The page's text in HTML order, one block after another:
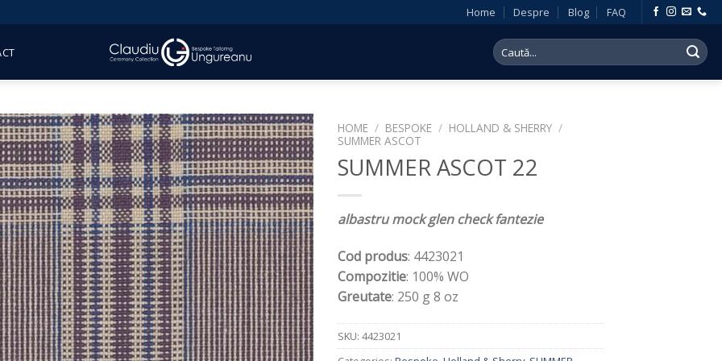
Home Despre Blog FAQ
Search
for:
HOME / BESPOKE / HOLLAND & SHERRY /
SUMMER ASCOT
SUMMER ASCOT 22
albastru mock glen check fantezie
Cod produs: 4423021
Compozitie: 100% WO
Greutate: 250 g 8 oz
SKU: 4423021